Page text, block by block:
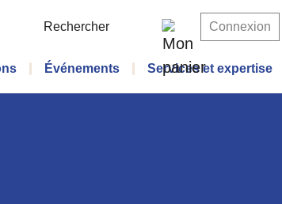
Rechercher Connexion
Événements Services et expertise